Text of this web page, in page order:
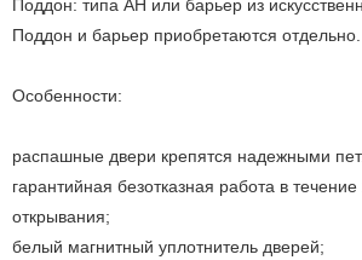
Поддон: типа AH или барьер из
Поддон и барьер приобретаются отдельно.
Особенности:
распашные двери крепятся надежными
гарантийная безотказная работа в
открывания;
белый магнитный уплотнитель дверей;